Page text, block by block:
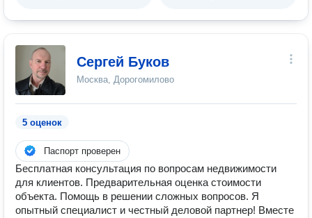
Сергей Буков
Москва, Дорогомилово
5 оценок
Паспорт проверен
Бесплатная консультация по вопросам недвижимости
для клиентов. Предварительная оценка стоимости
объекта. Помощь в решении сложных вопросов. Я
опытный специалист и честный деловой партнер! Вместе